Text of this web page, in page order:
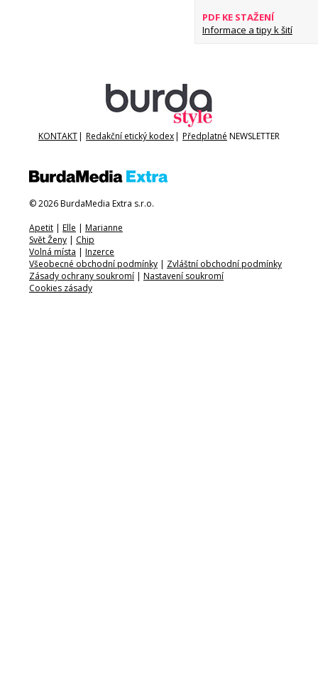
PDF KE STAŽENÍ
Informace a tipy k šití
KONTAKT| Redakční etický kodex| Předplatné NEWSLETTER
© 2026 BurdaMedia Extra s.r.o.
Apetit | Elle | Marianne
Svět Ženy | Chip
Volná místa | Inzerce
Všeobecné obchodní podmínky | Zvláštní obchodní podmínky
Zásady ochrany soukromí | Nastavení soukromí
Cookies zásady